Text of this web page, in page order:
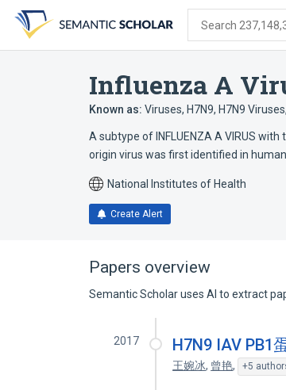
search
form
content
account
menu
Search
Influenza A
Known as: Viruses, H7N9, H7N9 Viruses,
A subtype of INFLUENZA A VIRUS
origin virus was first identified in
National Institutes of Health
Create Alert
Papers overview
Semantic Scholar uses AI to extract
2017 H7N9 IAV PB1
王婉冰, 曾艳, +5